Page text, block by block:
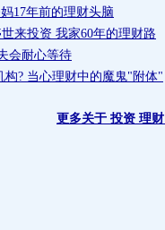
17年前的理财头脑
来投资 我家60年的理财路
会耐心等待
构? 当心理财中的魔鬼"附体"
更多关于 投资 理财